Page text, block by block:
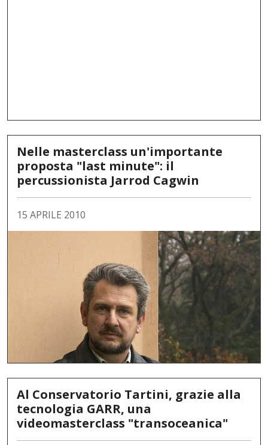
Nelle masterclass un'importante
proposta "last minute": il
percussionista Jarrod Cagwin
15 APRILE 2010
Al Conservatorio Tartini, grazie alla
tecnologia GARR, una
videomasterclass "transoceanica"